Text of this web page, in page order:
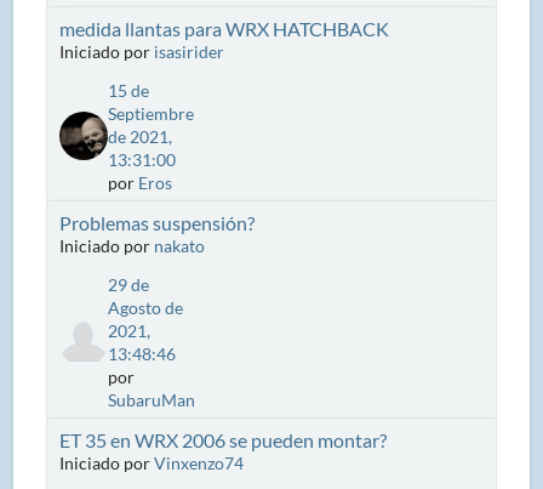
medida llantas para WRX HATCHBACK
Iniciado por isasirider
15 de
Septiembre
de 2021,
13:31:00
por Eros
Problemas suspensión?
Iniciado por nakato
29 de
Agosto de
2021,
13:48:46
por
SubaruMan
ET 35 en WRX 2006 se pueden montar?
Iniciado porVinxenzo74